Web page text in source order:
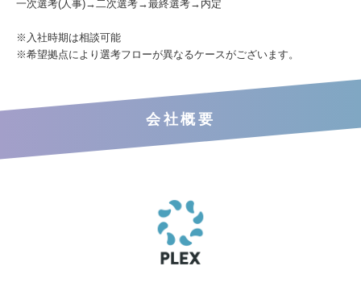
一次選考(人事)→二次選考→最終選考→内定
※入社時期は相談可能
※希望拠点により選考フローが異なるケースがございます。
会社概要